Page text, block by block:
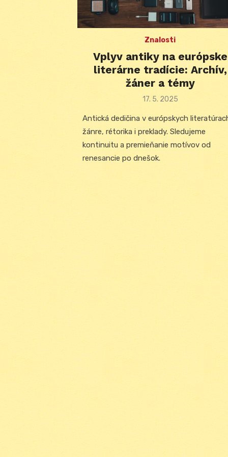
Znalosti
Vplyv antiky na európske
literárne tradície: Archív,
žáner a témy
Posted
17. 5. 2025
Antická dedičina v európskych
žánre, rétorika i preklady. Sledujeme
kontinuitu a premieňanie motívov od
renesancie po dnešok.